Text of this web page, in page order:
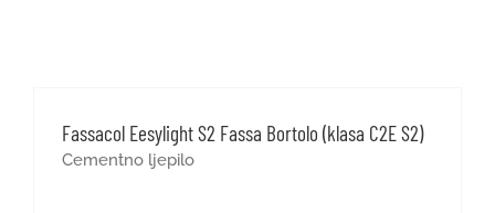
REFERENCE
Fassacol Eesylight S2 Fassa Bortolo (klasa C2E S2)
Cementno ljepilo